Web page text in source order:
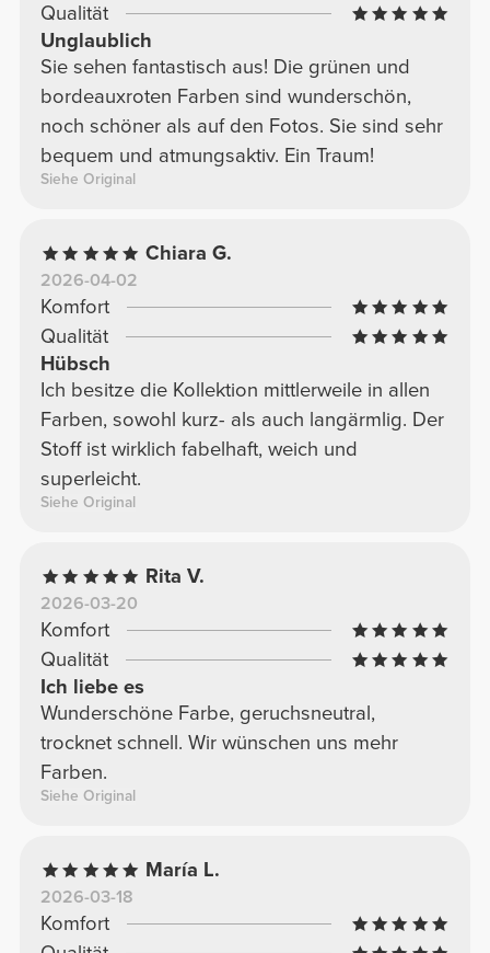
Qualität
Unglaublich
Sie sehen fantastisch aus! Die grünen und
bordeauxroten Farben sind wunderschön,
noch schöner als auf den Fotos. Sie sind sehr
bequem und atmungsaktiv. Ein Traum!
Siehe Original
Chiara G.
2026-04-02
Komfort
Qualität
Hübsch
Ich besitze die Kollektion mittlerweile in allen
Farben, sowohl kurz- als auch langärmlig. Der
Stoff ist wirklich fabelhaft, weich und
superleicht.
Siehe Original
Rita V.
2026-03-20
Komfort
Qualität
Ich liebe es
Wunderschöne Farbe, geruchsneutral,
trocknet schnell. Wir wünschen uns mehr
Farben.
Siehe Original
María L.
2026-03-18
Komfort